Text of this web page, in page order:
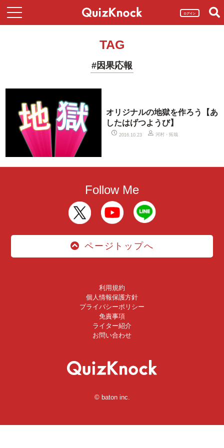
ログイン
TAG
#因果応報
オリジナルの地獄を作ろう【あ
したはげつようび】
2016.10.23 河村・拓哉
Follow Me
ページトップへ
利用規約
個人情報保護方針
プライバシーポリシー
免責事項
ライター紹介
お問い合わせ
© baton inc.